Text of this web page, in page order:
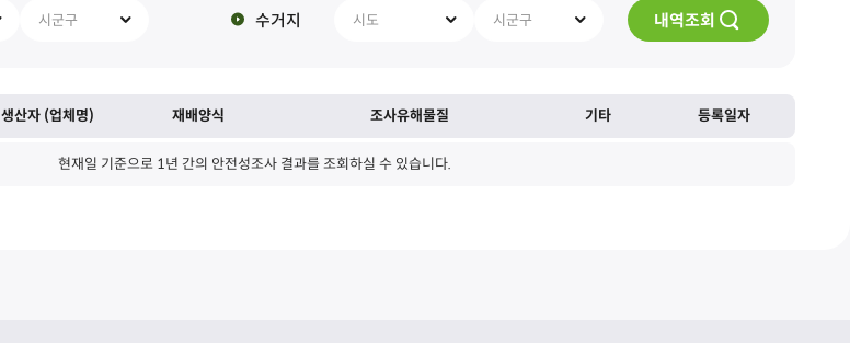
시군구 수거지 시도 시군구 내역조회
생산자 (업체명) 재배양식 조사유해물질 기타 등록일자
현재일 기준으로 1년 간의 안전성조사 결과를 조회하실 수 있습니다.